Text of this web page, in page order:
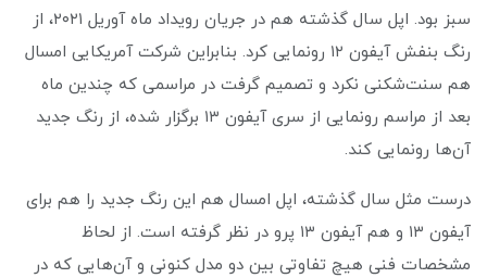
سبز بود. اپل سال گذشته هم در جریان رویداد ماه آوریل ۲۰۲۱، از
رنگ بنفش آیفون ۱۲ رونمایی کرد. بنابراین شرکت آمریکایی امسال
هم سنت‌شکنی نکرد و تصمیم گرفت در مراسمی که چندین ماه
بعد از مراسم رونمایی از سری آیفون ۱۳ برگزار شده، از رنگ جدید
آن‌ها رونمایی کند.
درست مثل سال گذشته، اپل امسال هم این رنگ جدید را هم برای
آیفون ۱۳ و هم آیفون ۱۳ پرو در نظر گرفته است. از لحاظ
مشخصات فنی هیچ تفاوتی بین دو مدل کنونی و آن‌هایی که در